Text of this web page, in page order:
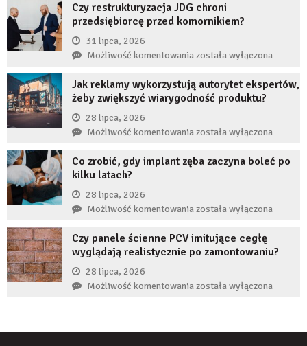
stanie,
jeśli
długi
uzupełnię
implantem?
Czy restrukturyzacja JDG chroni
przedsiębiorcę przed komornikiem?
31 lipca, 2026
Możliwość komentowaniaCzy
JDG
chroni
przed
komornikiem?
została wyłączona
Jak reklamy wykorzystują autorytet ekspertów,
żeby zwiększyć wiarygodność produktu?
28 lipca, 2026
Możliwość komentowaniaJak
wykorzystują
żeby
zwiększyć
wiarygodność
produktu?
została wyłączona
Co zrobić, gdy implant zęba zaczyna boleć po
kilku latach?
28 lipca, 2026
Możliwość komentowaniaCo
gdy
implant
zaczyna
została wyłączona
Czy panele ścienne PCV imitujące cegłę
wyglądają realistycznie po zamontowaniu?
28 lipca, 2026
Możliwość komentowaniaCzy
została wyłączona